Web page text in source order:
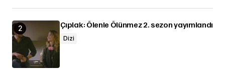
Çıplak: Ölenle Ölünmez 2. sezon yayımlandı
Dizi